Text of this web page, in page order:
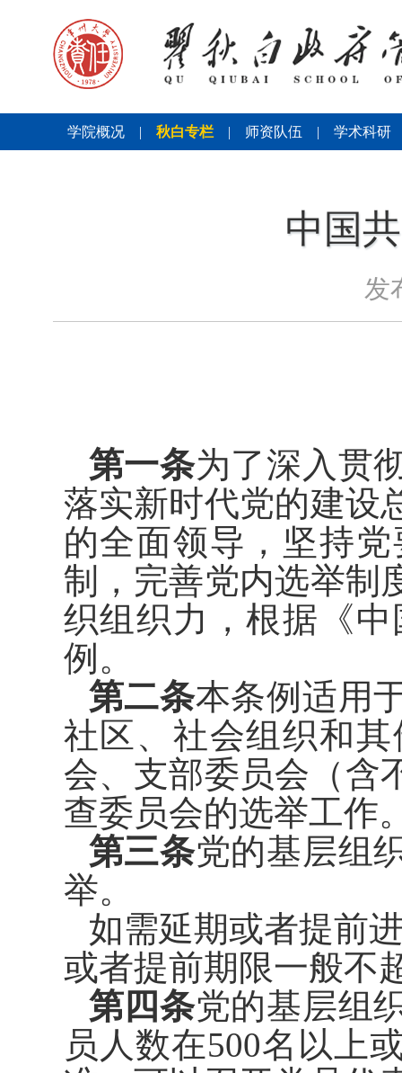
学院概况 | 秋白专栏 | 师资队伍 | 学术科研
中国
发
第一条为了深入贯
落实新时代党的建设
的全面领导，坚持党
制，完善党内选举制
织组织力，根据《
例。
第二条本条例适用
社区、社会组织和
会、支部委员会（含
查委员会的选举工作
第三条党的基层组
举。
如需延期或者提前
或者提前期限一般不
第四条党的基层组
员人数在500名以上